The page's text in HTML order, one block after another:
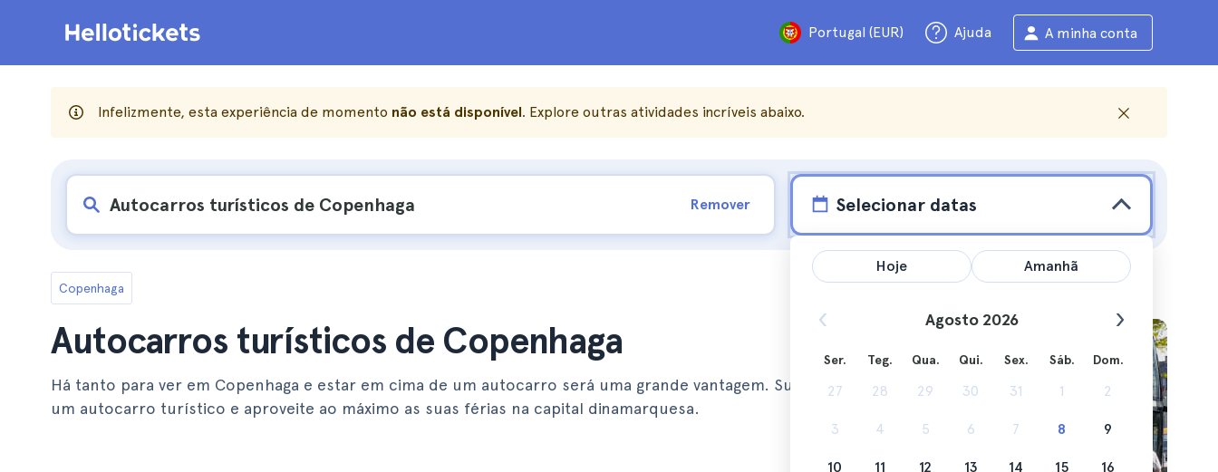
Portugal (EUR) Ajuda A minha conta
Infelizmente, esta experiência de momento não está disponível. Explore outras atividades incríveis abaixo.
Remover Selecionar datas
Copenhaga
Autocarros turísticos de Copenhaga
Há tanto para ver em Copenhaga e estar em cima de um autocarro será uma grande vantagem. Suba para
um autocarro turístico e aproveite ao máximo as suas férias na capital dinamarquesa.
Hoje Amanhã
Agosto 2026
Ser. Teg. Qua. Qui. Sex. Sáb. Dom.
27 28 29 30 31 1 2
3 4 5 6 7 8 9
10 11 12 13 14 15 16